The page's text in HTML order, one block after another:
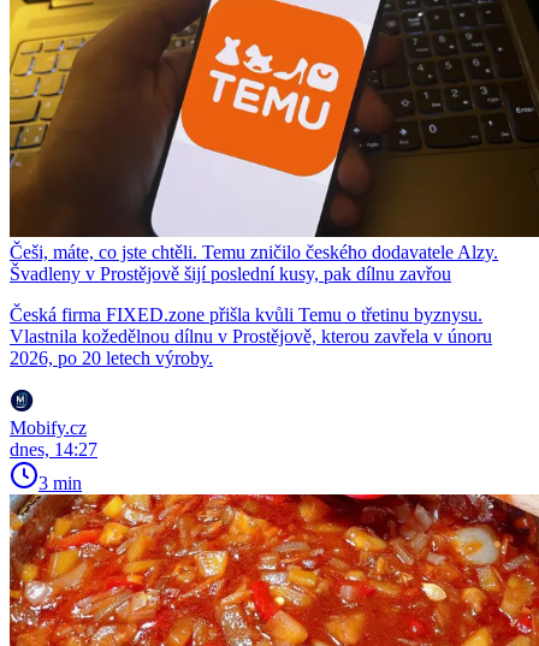
Češi, máte, co jste chtěli. Temu zničilo českého dodavatele Alzy.
Švadleny v Prostějově šijí poslední kusy, pak dílnu zavřou
Česká firma FIXED.zone přišla kvůli Temu o třetinu byznysu.
Vlastnila kožedělnou dílnu v Prostějově, kterou zavřela v únoru
2026, po 20 letech výroby.
Mobify.cz
dnes, 14:27
3 min